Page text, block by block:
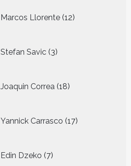
Marcos Llorente 12
producten
Stefan Savic 3
producten
Joaquin Correa 18
producten
Yannick Carrasco 17
producten
Edin Dzeko 7
producten